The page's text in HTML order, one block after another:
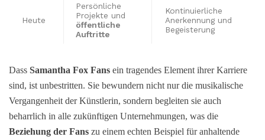
Heute
Persönliche
Projekte und
öffentliche
Auftritte
Kontinuierliche
Anerkennung und
Begeisterung
Dass Samantha Fox Fans ein tragendes Element ihrer Karriere
sind, ist unbestritten. Sie bewundern nicht nur die musikalische
Vergangenheit der Künstlerin, sondern begleiten sie auch
beharrlich in alle zukünftigen Unternehmungen, was die
Beziehung der Fans zu einem echten Beispiel für anhaltende